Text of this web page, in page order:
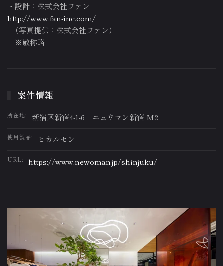
・設計：株式会社ファン
http://www.fan-inc.com/
（写真提供：株式会社ファン）
※敬称略
案件情報
所在地: 新宿区新宿4-1-6 ニュウマン新宿 M2
使用製品: ヒカルセン
URL: https://www.newoman.jp/shinjuku/